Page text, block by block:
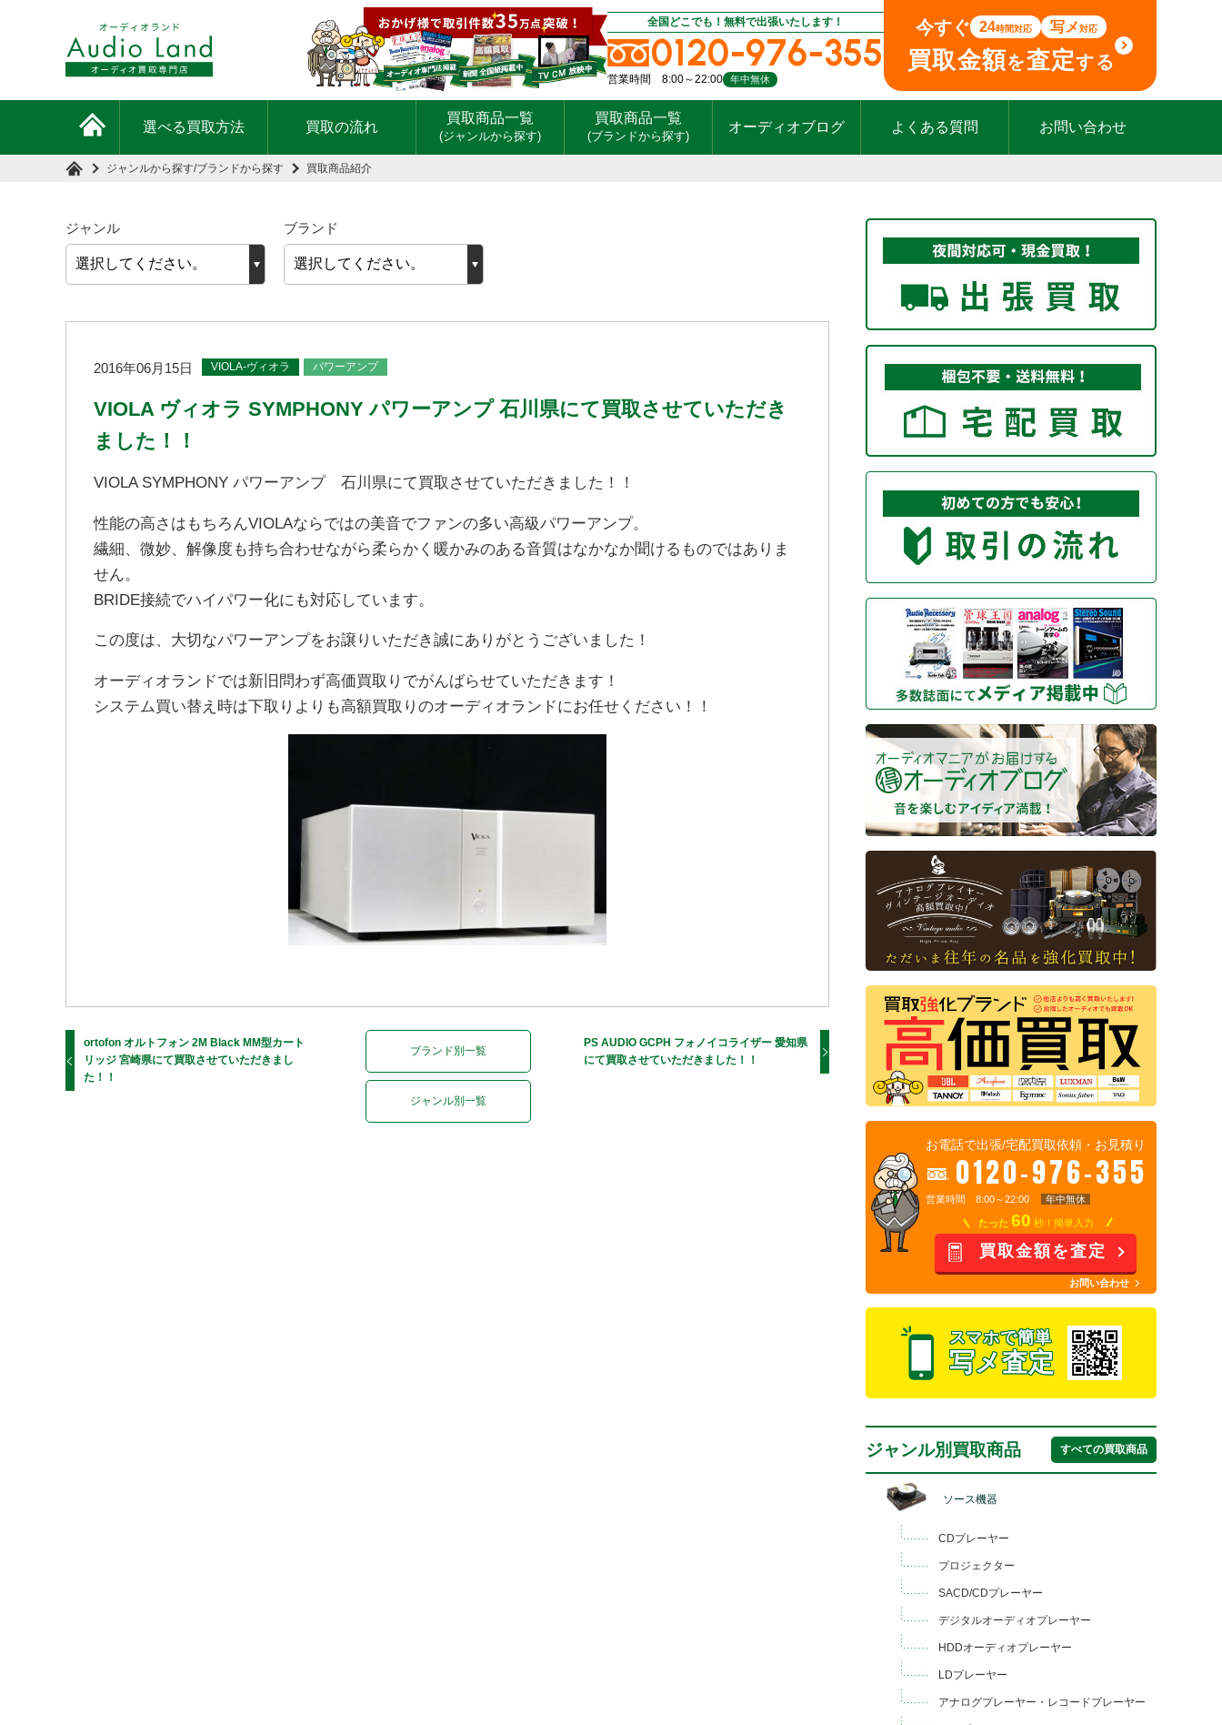
全国どこでも！無料で出張いたします！
0120-976-355
営業時間 8:00～22:00 年中無休
今すぐ 24時間対応 写メ対応
買取金額を査定する
選べる買取方法 買取の流れ
買取商品一覧
(ジャンルから探す)
買取商品一覧
(ブランドから探す)
オーディオブログ よくある質問 お問い合わせ
ジャンルから探す/ブランドから探す 買取商品紹介
ジャンル ブランド
2016年06月15日 VIOLA-ヴィオラ パワーアンプ
VIOLA ヴィオラ SYMPHONY パワーアンプ 石川県にて買取させていただき
ました！！
VIOLA SYMPHONY パワーアンプ 石川県にて買取させていただきました！！
性能の高さはもちろんVIOLAならではの美音でファンの多い高級パワーアンプ。
繊細、微妙、解像度も持ち合わせながら柔らかく暖かみのある音質はなかなか聞けるものではありま
せん。
BRIDE接続でハイパワー化にも対応しています。
この度は、大切なパワーアンプをお譲りいただき誠にありがとうございました！
オーディオランドでは新旧問わず高価買取りでがんばらせていただきます！
システム買い替え時は下取りよりも高額買取りのオーディオランドにお任せください！！
PS AUDIO GCPH フォノイコライザー 愛知県
にて買取させていただきました！！
ortofon オルトフォン 2M Black MM型カート
リッジ 宮崎県にて買取させていただきまし
た！！
ブランド別一覧
ジャンル別一覧
お電話で出張/宅配買取依頼・お見積り
0120-976-355
営業時間 8:00～22:00 年中無休
たった 60 秒！簡単入力
買取金額を査定
お問い合わせ
スマホで簡単
写メ査定
ジャンル別買取商品 すべての買取商品
ソース機器
CDプレーヤー
プロジェクター
SACD/CDプレーヤー
デジタルオーディオプレーヤー
HDDオーディオプレーヤー
LDプレーヤー
アナログプレーヤー・レコードプレーヤー